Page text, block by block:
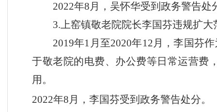
2022年8月，吴怀华受到政务警告处
3.上窑镇敬老院院长李国芬违规扩
2019年1 月至2020年12月，李国芬
于敬老院的电费、办公费等日常运营费
用。
2022年8月，李国芬受到政务警告处分。